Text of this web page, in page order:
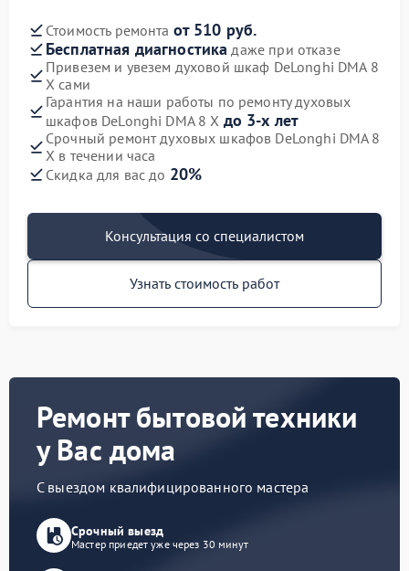
Стоимость ремонта от 510 руб.
Бесплатная диагностика даже при отказе
Привезем и увезем духовой шкаф DeLonghi DMA 8
X сами
Гарантия на наши работы по ремонту духовых
шкафов DeLonghi DMA 8 X до 3-х лет
Срочный ремонт духовых шкафов DeLonghi DMA 8
X в течении часа
Скидка для вас до 20%
Консультация со специалистом
Узнать стоимость работ
Ремонт бытовой техники
у Вас дома
С выездом квалифицированного мастера
Срочный выезд
Мастер приедет уже через 30 минут